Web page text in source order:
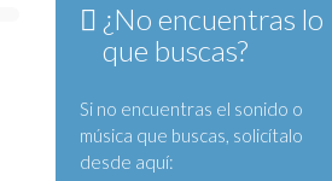
¿No encuentras lo
que buscas?
Si no encuentras el sonido o
música que buscas, solicítalo
desde aquí: